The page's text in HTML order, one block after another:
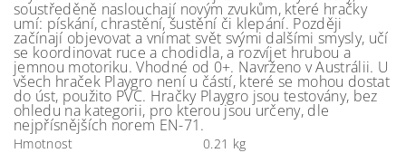
soustředěně naslouchají novým zvukům, které hračky
umí: pískání, chrastění, šustění či klepání. Později
začínají objevovat a vnímat svět svými dalšími smysly, učí
se koordinovat ruce a chodidla, a rozvíjet hrubou a
jemnou motoriku. Vhodné od 0+. Navrženo v Austrálii. U
všech hraček Playgro není u částí, které se mohou dostat
do úst, použito PVC. Hračky Playgro jsou testovány, bez
ohledu na kategorii, pro kterou jsou určeny, dle
nejpřísnějších norem EN-71.
Hmotnost
0.21 kg